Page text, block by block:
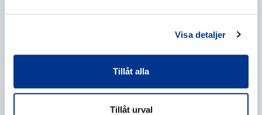
Visa detaljer
Tillåt alla
Tillåt urval
personuppgifter enligt beskrivningen i